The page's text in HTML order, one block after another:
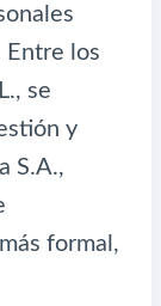
Entre los
se
y
S.A.,
formal,